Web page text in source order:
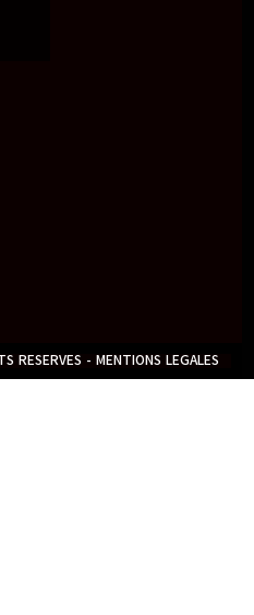
RESERVES - MENTIONS LEGALES